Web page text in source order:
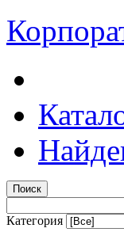
Категория